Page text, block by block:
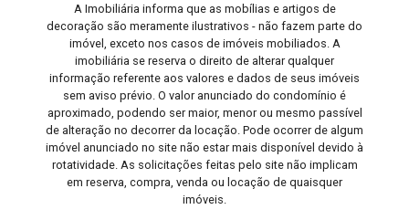
A Imobiliária informa que as mobílias e artigos de
decoração são meramente ilustrativos - não fazem parte do
imóvel, exceto nos casos de imóveis mobiliados. A
imobiliária se reserva o direito de alterar qualquer
informação referente aos valores e dados de seus imóveis
sem aviso prévio. O valor anunciado do condomínio é
aproximado, podendo ser maior, menor ou mesmo passível
de alteração no decorrer da locação. Pode ocorrer de algum
imóvel anunciado no site não estar mais disponível devido à
rotatividade. As solicitações feitas pelo site não implicam
em reserva, compra, venda ou locação de quaisquer
imóveis.